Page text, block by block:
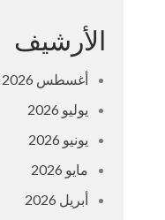
الأرشيف
أغسطس 2026
يوليو 2026
يونيو 2026
مايو 2026
أبريل 2026